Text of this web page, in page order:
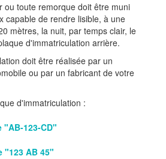
ou toute remorque doit être muni
capable de rendre lisible, à une
mètres, la nuit, par temps clair, le
d'immatriculation arrière.
doit être réalisée par un
ou par un fabricant de votre
d'immatriculation :
"AB-123-CD"
"123 AB 45"